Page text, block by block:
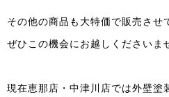
その他の商品も大特価で販売させ
ぜひこの機会にお越しくださいま
現在恵那店・中津川店では外壁塗